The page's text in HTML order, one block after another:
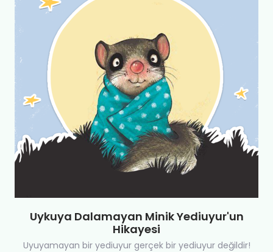
Uykuya Dalamayan Minik Yediuyur'un
Hikayesi
Uyuyamayan bir yediuyur gerçek bir yediuyur değildir!